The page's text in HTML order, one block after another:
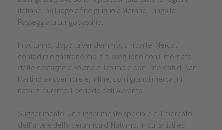
italiane, ha luogo a fine giugno a Merano, lungo la
Passeggiata Lungopassirio.
In autunno, dopo la vendemmia, si riparte. Mercati
contadini e gastronomici si susseguono con il mercato
delle castagne a Foiana e Tesimo e con i mercati di San
Martino a novembre e, infine, con i grandi mercatini
natalizi durante il periodo dell’Avvento.
Suggerimento: Un suggerimento speciale è il mercato
dell’arte e della ceramica di Naturno, in cui artisti ed